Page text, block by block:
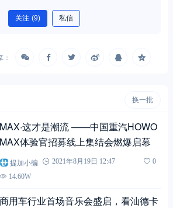
关注 (9) 私信
：
换一批
MAX·这才是潮流 ——中国重汽HOWO
MAX体验官招募线上集结会燃爆启幕
提加小编 2021年8月19日 12:47
0
14.60W
商用车行业首场音乐会盛启，看汕德卡